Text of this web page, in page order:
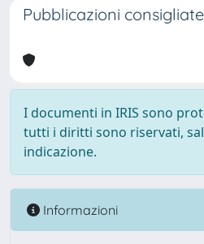
Pubblicazioni consigliate
I documenti in IRIS sono
tutti i diritti sono riservati,
indicazione.
Informazioni